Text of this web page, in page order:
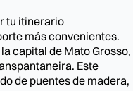
tu itinerario
más convenientes.
capital de Mato Grosso,
Este
de puentes de madera,